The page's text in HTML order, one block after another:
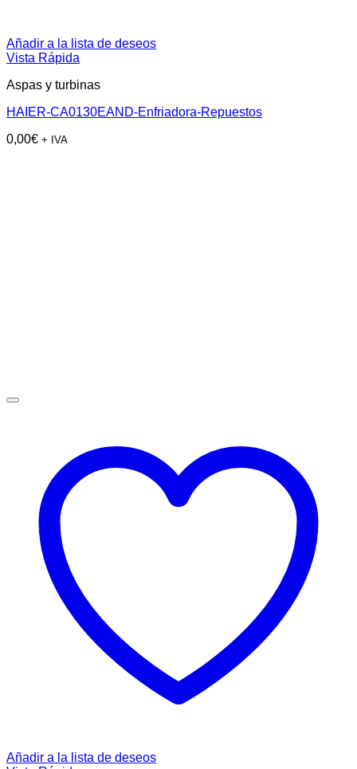
Añadir a la lista de deseos
Vista Rápida
Aspas y turbinas
HAIER-CA0130EAND-Enfriadora-Repuestos
0,00€ + IVA
Añadir a la lista de deseos